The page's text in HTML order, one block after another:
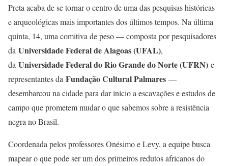
Preta acaba de se tornar o centro de uma das pesquisas históricas
e arqueológicas mais importantes dos últimos tempos. Na última
quinta, 14, uma comitiva de peso — composta por pesquisadores
da Universidade Federal de Alagoas (UFAL),
da Universidade Federal do Rio Grande do Norte (UFRN) e
representantes da Fundação Cultural Palmares —
desembarcou na cidade para dar início a escavações e estudos de
campo que prometem mudar o que sabemos sobre a resistência
negra no Brasil.
Coordenada pelos professores Onésimo e Levy, a equipe busca
mapear o que pode ser um dos primeiros redutos africanos do